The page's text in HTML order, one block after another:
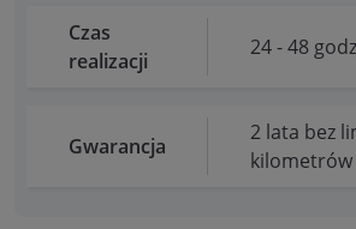
Czas
realizacji
24 - 48
Gwarancja
2 lata bez
kilometrów